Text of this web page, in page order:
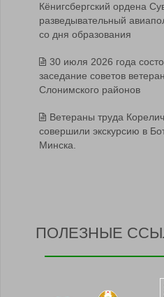
Кёнигсбергский ордена
разведывательный
со дня образования
30 июля 2026 года
заседание советов
Слонимского районов
Ветераны труда
совершили экскурсию в
Минска.
ПОЛЕЗНЫЕ